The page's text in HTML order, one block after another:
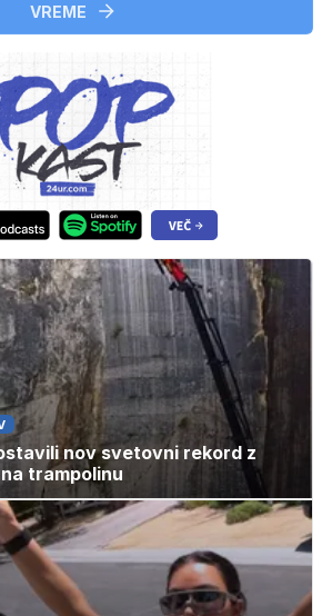
VREME
nov svetovni rekord z
trampolinu